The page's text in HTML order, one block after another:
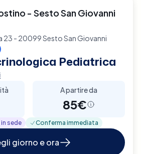
- Sesto San Giovanni
23 - 20099 Sesto San Giovanni
Pediatrica
A partire da
85€
sede Conferma immediata
giorno e ora